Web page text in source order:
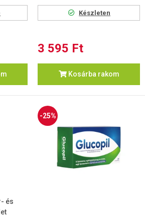
Készleten
3 595 Ft
Kosárba rakom
és
-25%